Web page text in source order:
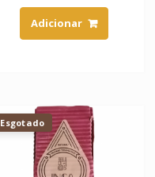
Adicionar
Esgotado